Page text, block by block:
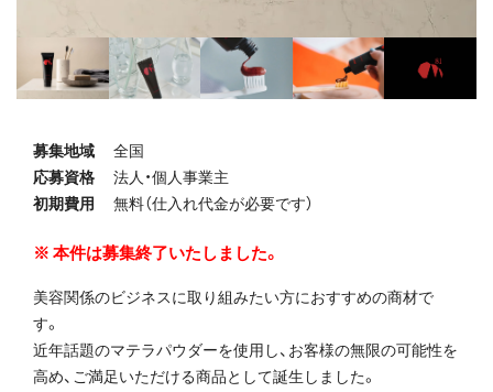
募集地域
全国
応募資格
法人・個人事業主
初期費用
無料（仕入れ代金が必要です）
本件は募集終了いたしました。
美容関係のビジネスに取り組みたい方におすすめの商材で
す。
近年話題のマテラパウダーを使用し、お客様の無限の可能性を
高め、ご満足いただける商品として誕生しました。